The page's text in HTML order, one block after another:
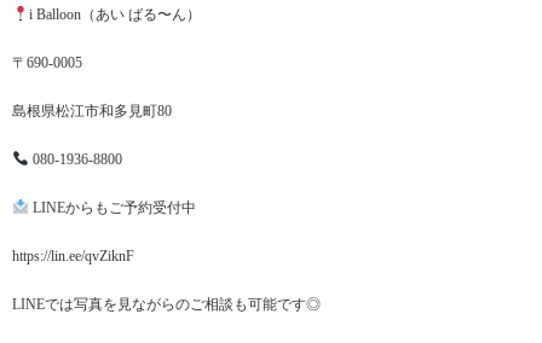
i Balloon（あい ばる〜ん）
〒690-0005
島根県松江市和多見町80
080-1936-8800
LINEからもご予約受付中
https://lin.ee/qvZiknF
LINEでは写真を見ながらのご相談も可能です◎